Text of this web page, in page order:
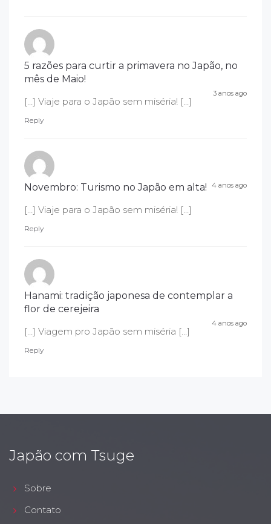
5 razões para curtir a primavera no Japão, no
mês de Maio!
3 anos ago
[…] Viaje para o Japão sem miséria! […]
Reply
Novembro: Turismo no Japão em alta! 4 anos ago
[…] Viaje para o Japão sem miséria! […]
Reply
Hanami: tradição japonesa de contemplar a
flor de cerejeira
4 anos ago
[…] Viagem pro Japão sem miséria […]
Reply
Japão com Tsuge
Sobre
Contato